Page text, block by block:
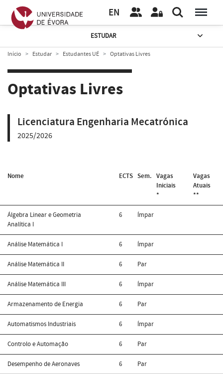
EN
ESTUDAR
Início Estudar Estudantes UÉ Optativas Livres
Optativas Livres
Licenciatura Engenharia Mecatrónica
2025/2026
Nome ECTS Sem. Vagas
Iniciais
*
Vagas
Atuais
**
Álgebra Linear e Geometria
Analítica I
6 Ímpar
Análise Matemática I 6 Ímpar
Análise Matemática II 6 Par
Análise Matemática III 6 Ímpar
Armazenamento de Energia 6 Par
Automatismos Industriais 6 Ímpar
Controlo e Automação 6 Par
Desempenho de Aeronaves 6 Par